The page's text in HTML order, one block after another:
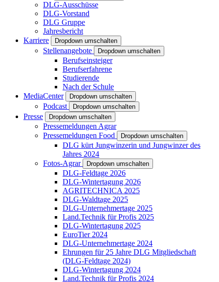
DLG-Ausschüsse
DLG-Vorstand
DLG Gruppe
Jahresbericht
Karriere
Dropdown umschalten
Stellenangebote Dropdown umschalten
Berufseinsteiger
Berufserfahrene
Studierende
Nach der Schule
MediaCenter
Dropdown umschalten
Podcast Dropdown umschalten
Presse Dropdown umschalten
Pressemeldungen Agrar
Pressemeldungen Food
Dropdown umschalten
DLG kürt Jungwinzerin und Jungwinzer des
Jahres 2024
Fotos-Agrar
Dropdown umschalten
DLG-Feldtage 2026
DLG-Wintertagung 2026
AGRITECHNICA 2025
DLG-Waldtage 2025
DLG-Unternehmertage 2025
Land.Technik für Profis 2025
DLG-Wintertagung 2025
EuroTier 2024
DLG-Unternehmertage 2024
Ehrungen für 25 Jahre DLG Mitgliedschaft
(DLG-Feldtage 2024)
DLG-Wintertagung 2024
Land.Technik für Profis 2024